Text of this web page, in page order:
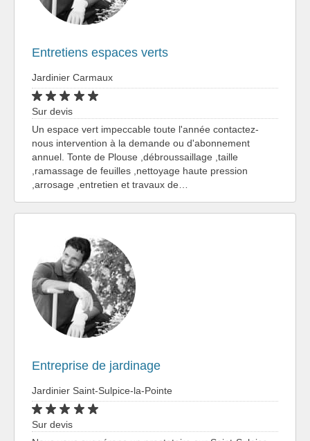
Entretiens espaces verts
Jardinier Carmaux
Sur devis
Un espace vert impeccable toute l'année contactez-
nous intervention à la demande ou d'abonnement
annuel. Tonte de Plouse ,débroussaillage ,taille
,ramassage de feuilles ,nettoyage haute pression
,arrosage ,entretien et travaux de…
Entreprise de jardinage
Jardinier Saint-Sulpice-la-Pointe
Sur devis